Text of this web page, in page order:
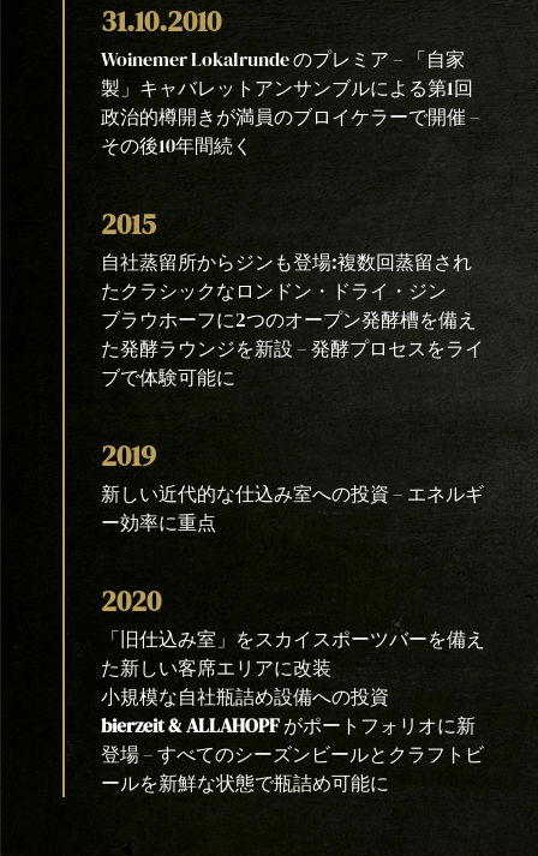
31.10.2010
Woinemer Lokalrunde のプレミア – 「自家
製」キャバレットアンサンブルによる第1回
政治的樽開きが満員のブロイケラーで開催 –
その後10年間続く
2015
自社蒸留所からジンも登場:複数回蒸留され
たクラシックなロンドン・ドライ・ジン
ブラウホーフに2つのオープン発酵槽を備え
た発酵ラウンジを新設 – 発酵プロセスをライ
ブで体験可能に
2019
新しい近代的な仕込み室への投資 – エネルギ
ー効率に重点
2020
「旧仕込み室」をスカイスポーツバーを備え
た新しい客席エリアに改装
小規模な自社瓶詰め設備への投資
bierzeit & ALLAHOPFがポートフォリオに新
登場 – すべてのシーズンビールとクラフトビ
ールを新鮮な状態で瓶詰め可能に